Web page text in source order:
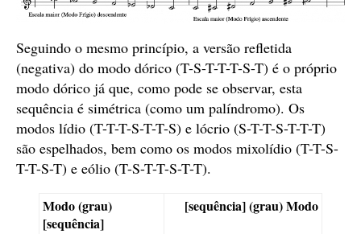
Seguindo o mesmo princípio, a versão refletida
(negativa) do modo dórico (T-S-T-T-T-S-T) é o próprio
modo dórico já que, como pode se observar, esta
sequência é simétrica (como um palíndromo). Os
modos lídio (T-T-T-S-T-T-S) e lócrio (S-T-T-S-T-T-T)
são espelhados, bem como os modos mixolídio (T-T-S-
T-T-S-T) e eólio (T-S-T-T-S-T-T).
Modo (grau)
[sequência]
[sequência] (grau) Modo